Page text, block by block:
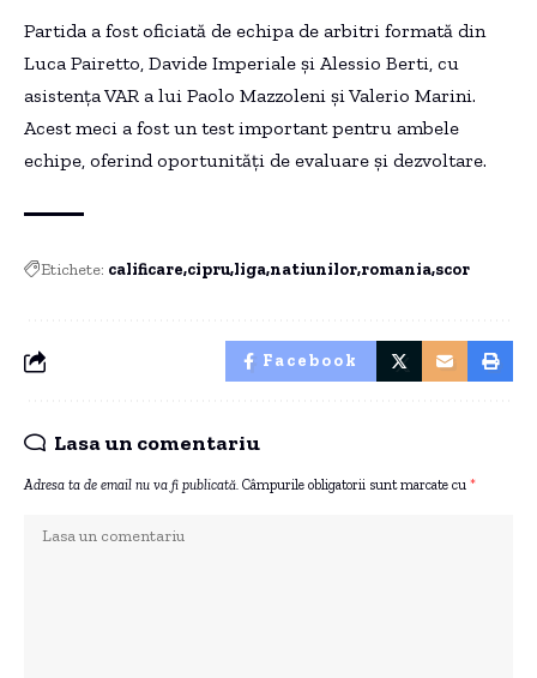
Partida a fost oficiată de echipa de arbitri formată din
Luca Pairetto, Davide Imperiale și Alessio Berti, cu
asistența VAR a lui Paolo Mazzoleni și Valerio Marini.
Acest meci a fost un test important pentru ambele
echipe, oferind oportunități de evaluare și dezvoltare.
Etichete: calificare cipru liga natiunilor romania scor
Facebook
Lasa un comentariu
Adresa ta de email nu va fi publicată. Câmpurile obligatorii sunt marcate cu *